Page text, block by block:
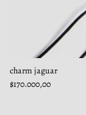
charm jaguar
$170.000,00